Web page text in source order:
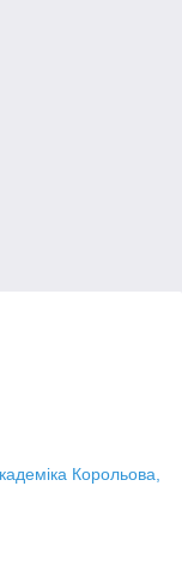
Корольова,